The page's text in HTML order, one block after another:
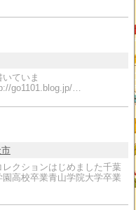
ていま
go1101.blog.jp/…
クションはじめました千葉
高校卒業青山学院大学卒業